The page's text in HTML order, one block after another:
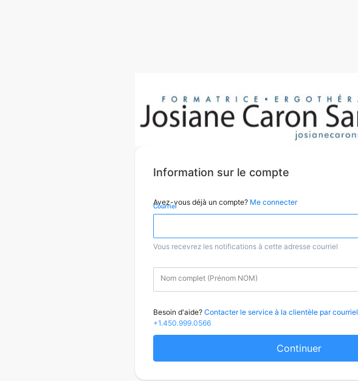
Information sur le compte
Avez-vous déjà un compte? Me connecter
Courriel
Vous recevrez les notifications à cette adresse courriel
Nom complet (Prénom NOM)
Besoin d'aide? Contacter le service à la clientèle par courriel
+1.450.999.0566
Continuer